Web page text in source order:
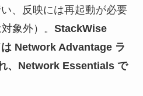
、反映には再起動が必要
象外）。 StackWise
Network Advantage ラ
、Network Essentials で